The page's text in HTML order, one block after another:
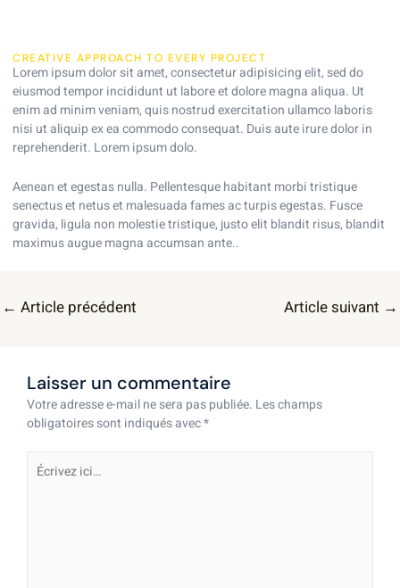
CREATIVE APPROACH TO EVERY PROJECT
Lorem ipsum dolor sit amet, consectetur adipisicing elit, sed do
eiusmod tempor incididunt ut labore et dolore magna aliqua. Ut
enim ad minim veniam, quis nostrud exercitation ullamco laboris
nisi ut aliquip ex ea commodo consequat. Duis aute irure dolor in
reprehenderit. Lorem ipsum dolo.
Aenean et egestas nulla. Pellentesque habitant morbi tristique
senectus et netus et malesuada fames ac turpis egestas. Fusce
gravida, ligula non molestie tristique, justo elit blandit risus, blandit
maximus augue magna accumsan ante..
← Article précédent Article suivant →
Laisser un commentaire
Votre adresse e-mail ne sera pas publiée. Les champs
obligatoires sont indiqués avec*
Écrivez
ici…